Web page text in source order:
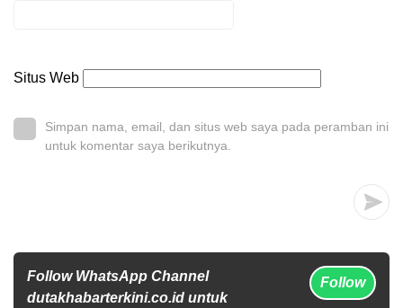
Situs Web
Simpan nama, email, dan situs web saya pada peramban ini
untuk komentar saya berikutnya.
Follow WhatsApp Channel
dutakhabarterkini.co.id untuk
Follow